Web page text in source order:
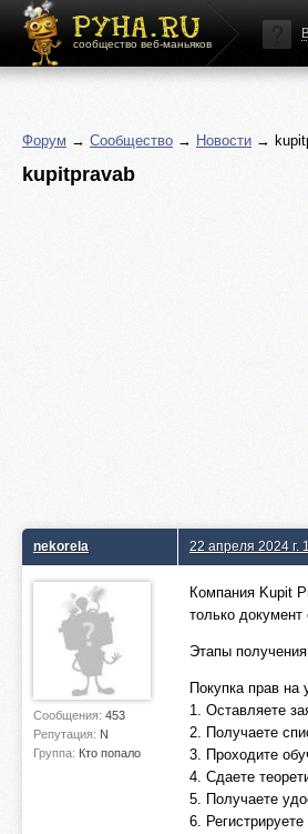
сообщество веб-маньяков
Форум → Сообщество → Новости →
kupitpravab
nekorela
Сообщения: 453
Репутация: N
Группа: Кто попало
22 апреля 2024 г.
Компания Kupit
только
Этапы
Покупка прав на
1. Оставляете
2. Получаете
3. Проходите
4. Сдаете
5. Получаете
6.